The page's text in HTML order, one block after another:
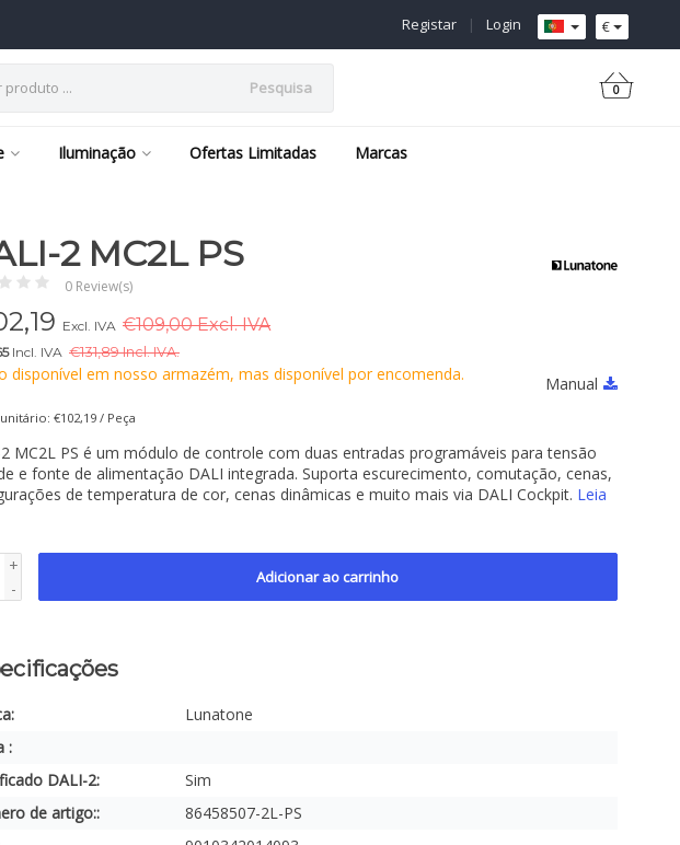
€
Login
|
Registar
Pesquisa 0
Iluminação Ofertas Limitadas Marcas
2 MC2L PS
0 Review(s)
Excl. IVA €109,00 Excl. IVA
Incl. IVA €131,89 Incl. IVA.
disponível em nosso armazém, mas disponível por encomenda. Manual
€102,19 / Peça
MC2L PS é um módulo de controle com duas entradas programáveis para tensão
e fonte de alimentação DALI integrada. Suporta escurecimento, comutação, cenas,
de temperatura de cor, cenas dinâmicas e muito mais via DALI Cockpit. Leia
+
-
Adicionar ao carrinho
Lunatone
:
DALI-2:
Sim
de artigo::
86458507-2L-PS